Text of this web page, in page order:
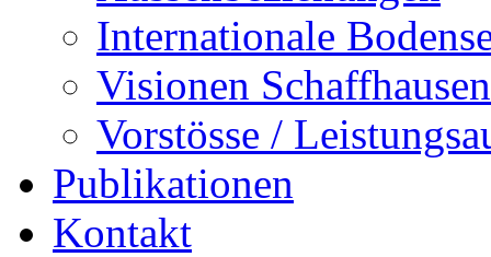
Internationale
Visionen Schaffhausen
Vorstösse /
Publikationen
Kontakt